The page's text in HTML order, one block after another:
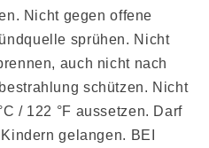
Nicht gegen offene
sprühen. Nicht
auch nicht nach
schützen. Nicht
/ 122 °F aussetzen. Darf
gelangen. BEI